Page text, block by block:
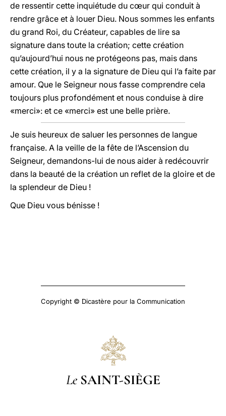
de ressentir cette inquiétude du cœur qui conduit à
rendre grâce et à louer Dieu. Nous sommes les enfants
du grand Roi, du Créateur, capables de lire sa
signature dans toute la création; cette création
qu’aujourd’hui nous ne protégeons pas, mais dans
cette création, il y a la signature de Dieu qui l’a faite par
amour. Que le Seigneur nous fasse comprendre cela
toujours plus profondément et nous conduise à dire
«merci»: et ce «merci» est une belle prière.
Je suis heureux de saluer les personnes de langue
française. A la veille de la fête de l’Ascension du
Seigneur, demandons-lui de nous aider à redécouvrir
dans la beauté de la création un reflet de la gloire et de
la splendeur de Dieu !
Que Dieu vous bénisse !
Copyright © Dicastère pour la Communication
Le SAINT-SIÈGE